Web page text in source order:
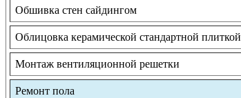
Обшивка стен сайдингом
Облицовка керамической стандартной плиткой
Монтаж вентиляционной решетки
Ремонт пола